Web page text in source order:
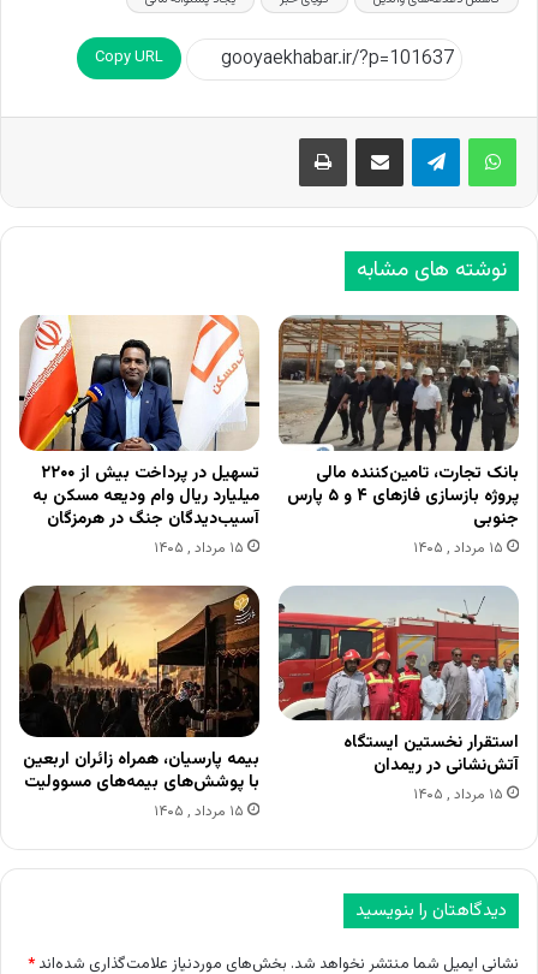
Copy URL
اشتراک گذاری از طریق ایمیل چاپ
نوشته های مشابه
بانک تجارت، تامین‌کننده مالی
پروژه بازسازی فازهای ۴ و ۵ پارس
جنوبی
۱۵ مرداد , ۱۴۰۵
تسهیل در پرداخت بیش از ۲۲۰۰
میلیارد ریال وام ودیعه مسکن به
آسیب‌دیدگان جنگ در هرمزگان
۱۵ مرداد , ۱۴۰۵
استقرار نخستین ایستگاه
آتش‌نشانی در ریمدان
۱۵ مرداد , ۱۴۰۵
بیمه پارسیان، همراه زائران اربعین
با پوشش‌های بیمه‌های مسوولیت
۱۵ مرداد , ۱۴۰۵
دیدگاهتان را بنویسید
نشانی ایمیل شما منتشر نخواهد شد. بخش‌های موردنیاز علامت‌گذاری شده‌اند *